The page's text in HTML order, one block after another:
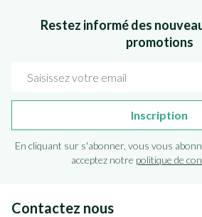
Restez informé des
promotions
Inscription
En cliquant sur s'abonner, vous vous
acceptez notre politique de
Contactez nous